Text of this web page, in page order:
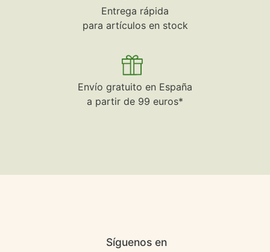
Entrega rápida
para artículos en stock
Envío gratuito en España
a partir de 99 euros*
Síguenos en